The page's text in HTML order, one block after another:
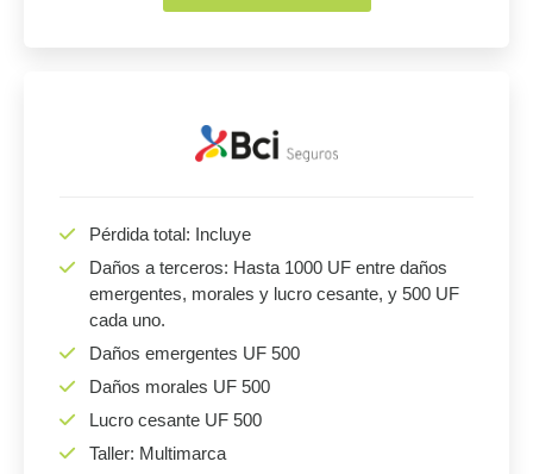
Pérdida total: Incluye
Daños a terceros: Hasta 1000 UF entre daños
emergentes, morales y lucro cesante, y 500 UF
cada uno.
Daños emergentes UF 500
Daños morales UF 500
Lucro cesante UF 500
Taller: Multimarca